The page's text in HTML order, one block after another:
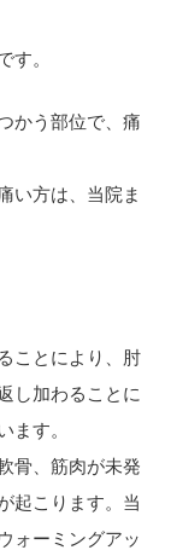
す。
かう部位で、痛
い方は、当院ま
ことにより、肘
し加わることに
ます。
骨、筋肉が未発
起こります。当
ォーミングアッ